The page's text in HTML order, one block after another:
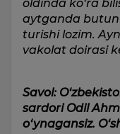
oldinda ko‘ra
aytganda
turishi lozim.
vakolat doirasi
Savol:
sardori Odil
o‘ynagansiz.